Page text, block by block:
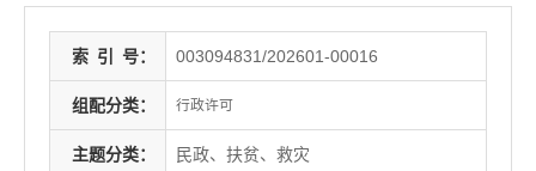
索 引 号： 003094831/202601-00016
组配分类： 行政许可
主题分类： 民政、扶贫、救灾